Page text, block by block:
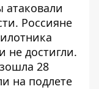
атаковали
. Россияне
не достигли.
28
на подлете